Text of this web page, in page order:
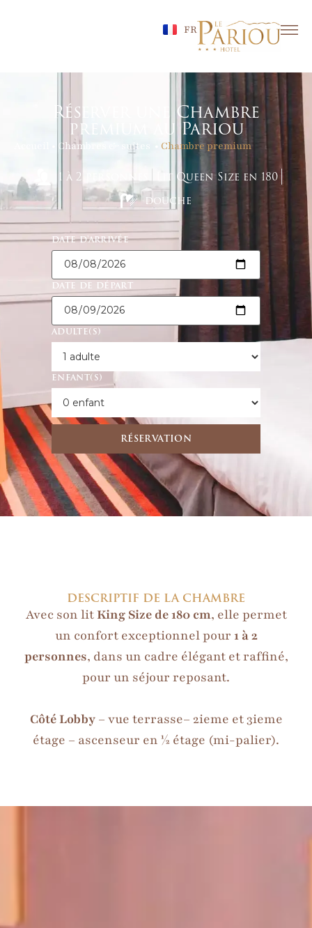
FR
Réserver une Chambre
premium au Pariou
Chambres & suites Chambre premium
1 à 2 personnes
Lit Queen Size en 180
douche
DATE D'ARRIVÉE
DATE DE DÉPART
ADULTE(S)
ENFANT(S)
RÉSERVATION
DESCRIPTIF DE LA CHAMBRE
Avec son litKing Size de 180 cm, elle permet
un confort exceptionnel pour 1 à 2
personnes, dans un cadre élégant et raffiné,
pour un séjour reposant.
Côté Lobby– vue terrasse– 2ieme et 3ieme
étage – ascenseur en ½ étage (mi-palier).